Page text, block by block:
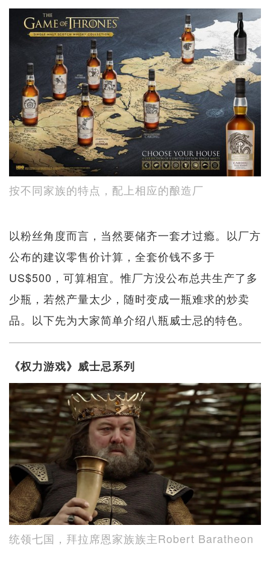
按不同家族的特点，配上相应的酿造厂
以粉丝角度而言，当然要储齐一套才过瘾。以厂方
公布的建议零售价计算，全套价钱不多于
US$500，可算相宜。惟厂方没公布总共生产了多
少瓶，若然产量太少，随时变成一瓶难求的炒卖
品。以下先为大家简单介绍八瓶威士忌的特色。
《权力游戏》威士忌系列
统领七国，拜拉席恩家族族主Robert Baratheon